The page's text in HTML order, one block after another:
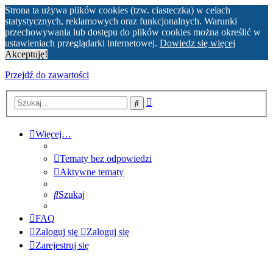
Strona ta używa plików cookies (tzw. ciasteczka) w celach
statystycznych, reklamowych oraz funkcjonalnych. Warunki
przechowywania lub dostępu do plików cookies można określić w
ustawieniach przeglądarki internetowej. Dowiedz się więcej
Akceptuję!
Przejdź do zawartości
Szukaj
Więcej…
Tematy bez odpowiedzi
Aktywne tematy
Szukaj
FAQ
Zaloguj się
Zaloguj się
Zarejestruj się